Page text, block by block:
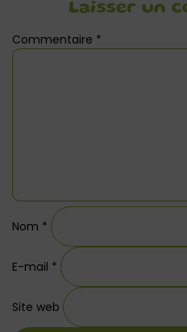
Laisser un
Commentaire *
Nom *
E-mail *
Site web